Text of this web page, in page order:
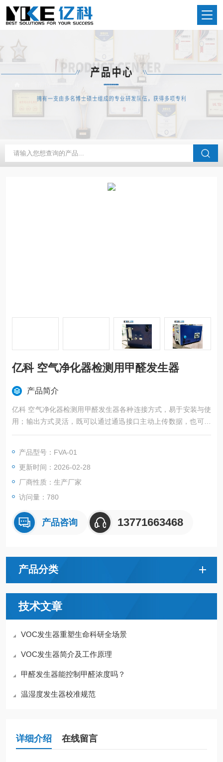
当前位置：首页 产品中心 VOC发生器
亿科 空气净化器检测用甲醛发生器
产品简介
亿科 空气净化器检测用甲醛发生器各种连接方式，易于安装与使
用；输出方式灵活，既可以通过通迅接口主动上传数据，也可通
过模拟接口输出线性的模拟电压；全量程高稳定性，高精度和优
产品型号：FVA-01
更新时间：2026-02-28
厂商性质：生产厂家
访问量：780
产品咨询 13771663468
产品分类
技术文章
VOC发生器重塑生命科研全场景
VOC发生器简介及工作原理
甲醛发生器能控制甲醛浓度吗？
温湿度发生器校准规范
详细介绍 在线留言